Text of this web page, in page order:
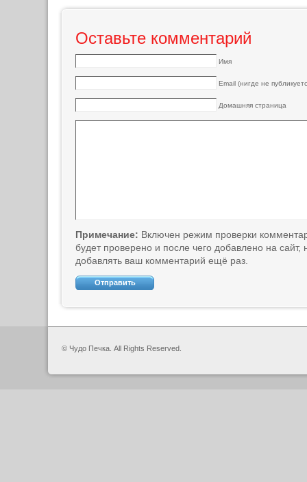
Оставьте комментарий
Имя
Email (нигде не
Домашняя страница
Примечание: Включен режим проверки
будет проверено и после чего добавлено на сайт,
добавлять ваш комментарий ещё раз.
© Чудо Печка. All Rights Reserved.